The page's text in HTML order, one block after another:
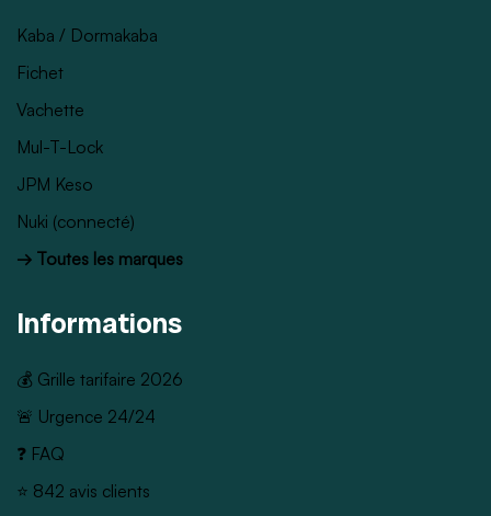
Kaba / Dormakaba
Fichet
Vachette
Mul-T-Lock
JPM Keso
Nuki (connecté)
→ Toutes les marques
Informations
💰 Grille tarifaire 2026
🚨 Urgence 24/24
❓ FAQ
⭐ 842 avis clients